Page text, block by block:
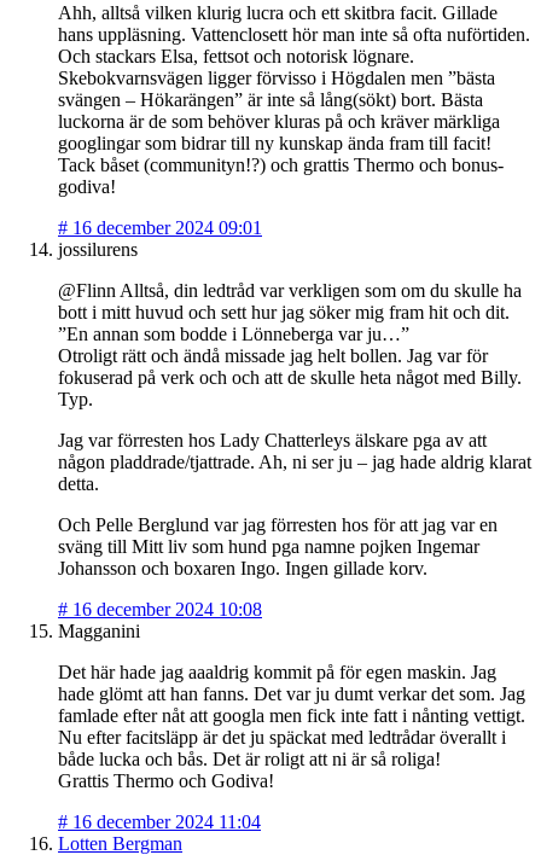
Ahh, alltså vilken klurig lucra och ett skitbra facit. Gillade
hans uppläsning. Vattenclosett hör man inte så ofta nuförtiden.
Och stackars Elsa, fettsot och notorisk lögnare.
Skebokvarnsvägen ligger förvisso i Högdalen men ”bästa
svängen – Hökarängen” är inte så lång(sökt) bort. Bästa
luckorna är de som behöver kluras på och kräver märkliga
googlingar som bidrar till ny kunskap ända fram till facit!
Tack båset (communityn!?) och grattis Thermo och bonus-
godiva!
# 16 december 2024 09:01
jossilurens
@Flinn Alltså, din ledtråd var verkligen som om du skulle ha
bott i mitt huvud och sett hur jag söker mig fram hit och dit.
”En annan som bodde i Lönneberga var ju…”
Otroligt rätt och ändå missade jag helt bollen. Jag var för
fokuserad på verk och och att de skulle heta något med Billy.
Typ.
Jag var förresten hos Lady Chatterleys älskare pga av att
någon pladdrade/tjattrade. Ah, ni ser ju – jag hade aldrig klarat
detta.
Och Pelle Berglund var jag förresten hos för att jag var en
sväng till Mitt liv som hund pga namne pojken Ingemar
Johansson och boxaren Ingo. Ingen gillade korv.
# 16 december 2024 10:08
Magganini
Det här hade jag aaaldrig kommit på för egen maskin. Jag
hade glömt att han fanns. Det var ju dumt verkar det som. Jag
famlade efter nåt att googla men fick inte fatt i nånting vettigt.
Nu efter facitsläpp är det ju späckat med ledtrådar överallt i
både lucka och bås. Det är roligt att ni är så roliga!
Grattis Thermo och Godiva!
# 16 december 2024 11:04
Lotten Bergman